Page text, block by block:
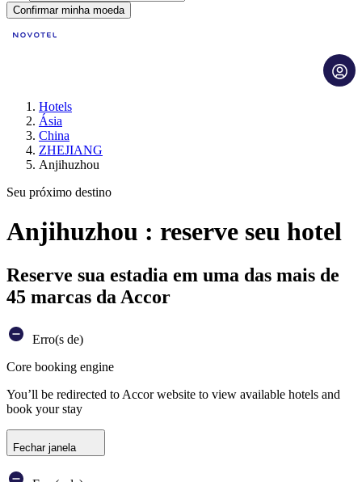
Confirmar minha moeda
Hotels
Ásia
China
ZHEJIANG
Anjihuzhou
Seu próximo destino
Anjihuzhou : reserve seu hotel
Reserve sua estadia em uma das mais de
45 marcas da Accor
Erro(s de)
Core booking engine
You’ll be redirected to Accor website to view available hotels and
book your stay
Fechar janela